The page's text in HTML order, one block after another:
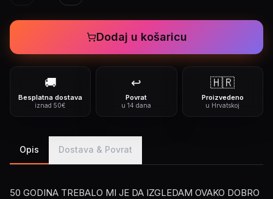
Dodaj u košaricu
🚚
Besplatna dostava
iznad 50€
↩️
Povrat
u 14 dana
🇭🇷
Proizvedeno
u Hrvatskoj
Opis Dostava & Povrat
50 GODINA TREBALO MI JE DA IZGLEDAM OVAKO DOBRO